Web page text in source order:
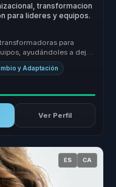
transformacion
para lideres y equipos.
para
ayudándoles a dejar
y Adaptación
Ver Perfil
ES CA